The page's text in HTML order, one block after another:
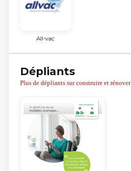
All-vac
Dépliants
Plus de dépliants sur construire et rénover